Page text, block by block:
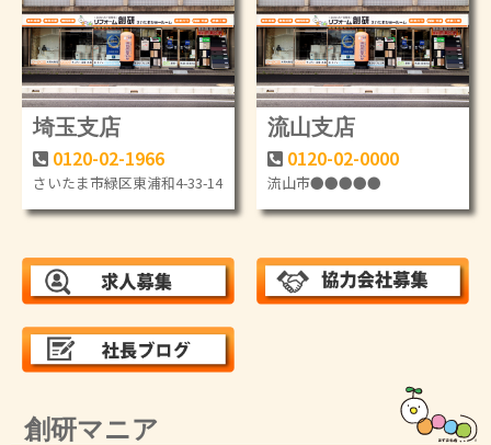
埼玉支店
0120-02-1966
さいたま市緑区東浦和4-33-14
流山支店
0120-02-0000
流山市●●●●●
創研マニア